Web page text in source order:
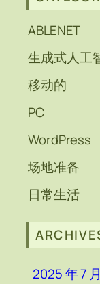
ABLENET
生成式人工
移动的
PC
WordPress
场地准备
日常生活
2025 年 7 月